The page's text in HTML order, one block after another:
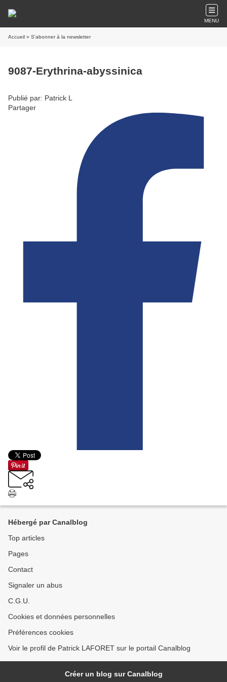
MENU
Accueil » S'abonner à la newsletter
9087-Erythrina-abyssinica
Publié par: Patrick L
Partager
Hébergé par Canalblog
Top articles
Pages
Contact
Signaler un abus
C.G.U.
Cookies et données personnelles
Préférences cookies
Voir le profil de Patrick LAFORET sur le portail Canalblog
Créer un blog sur Canalblog